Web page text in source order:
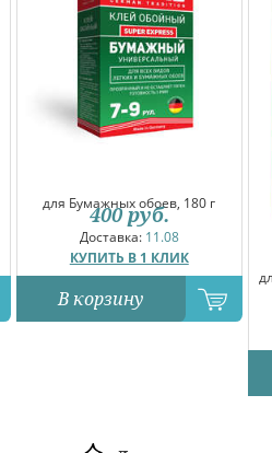
для Бумажных обоев, 180 г
Доставка: 11.08
КУПИТЬ В 1 КЛИК
400 руб.
В корзину